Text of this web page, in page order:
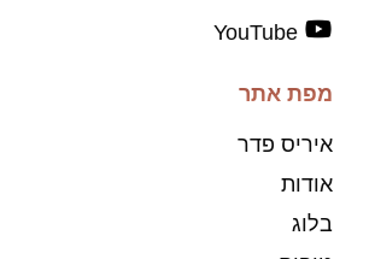
YouTube
מפת אתר
איריס פדר
אודות
בלוג